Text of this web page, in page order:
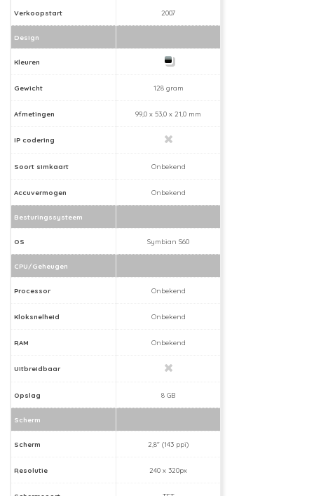
Verkoopstart 2007
Design
Kleuren
Gewicht 128 gram
Afmetingen 99,0 x 53,0 x 21,0 mm
IP codering
Soort simkaart Onbekend
Accuvermogen Onbekend
Besturingssysteem
OS Symbian S60
CPU/Geheugen
Processor Onbekend
Kloksnelheid Onbekend
RAM Onbekend
Uitbreidbaar
Opslag 8 GB
Scherm
Scherm 2,8" (143 ppi)
Resolutie 240 x 320px